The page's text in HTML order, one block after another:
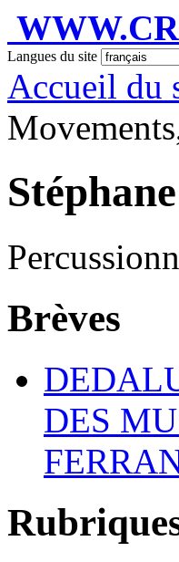
Langues du site
Accueil du
Brèves
DES